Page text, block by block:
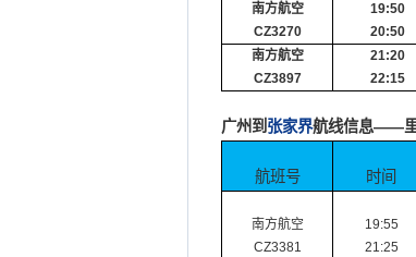
南方航空
CZ3270
19:50
20:50
南方航空
CZ3897
21:20
22:15
广州到 张家界航线信息——
航班号 时间
南方航空
CZ3381
19:55
21:25